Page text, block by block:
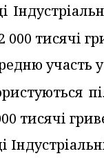
тисячі
участь
тисячі